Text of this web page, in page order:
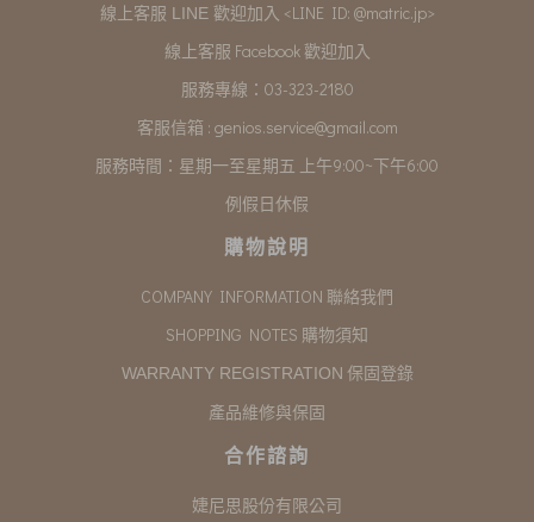
線上客服 LINE 歡迎加入 <LINE ID: @matric.jp>
線上客服 Facebook 歡迎加入
服務專線：03-323-2180
客服信箱 : genios.service@gmail.com
服務時間：星期一至星期五 上午9:00~下午6:00
例假日休假
購物說明
COMPANY INFORMATION 聯絡我們
SHOPPING NOTES 購物須知
WARRANTY REGISTRATION 保固登錄
產品維修與保固
合作諮詢
婕尼思股份有限公司